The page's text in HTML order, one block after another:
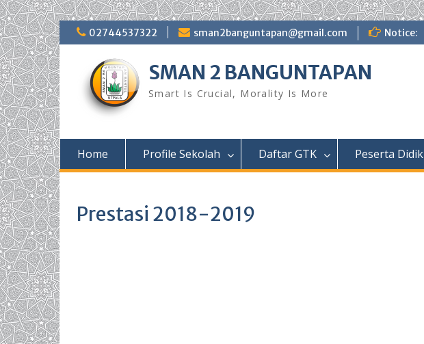
Skip
to
02744537322 sman2banguntapan@gmail.com Notice:
SMAN 2 BANGUNTAPAN
Smart Is Crucial, Morality Is More
Home Profile Sekolah Daftar GTK Peserta Didik
Prestasi 2018-2019